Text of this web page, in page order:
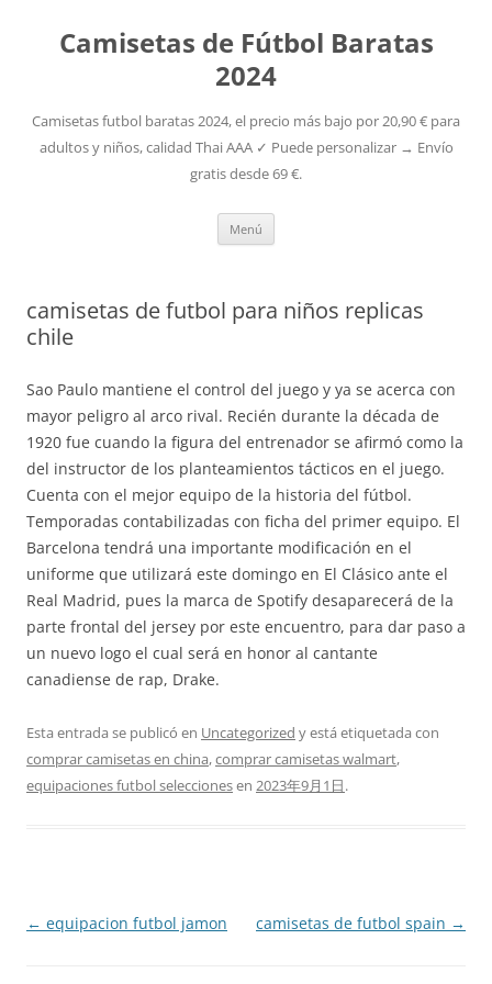
Camisetas de Fútbol Baratas
2024
Camisetas futbol baratas 2024, el precio más bajo por 20,90 € para
adultos y niños, calidad Thai AAA ✓ Puede personalizar → Envío
gratis desde 69 €.
Menú
camisetas de futbol para niños replicas
chile
Sao Paulo mantiene el control del juego y ya se acerca con
mayor peligro al arco rival. Recién durante la década de
1920 fue cuando la figura del entrenador se afirmó como la
del instructor de los planteamientos tácticos en el juego.
Cuenta con el mejor equipo de la historia del fútbol.
Temporadas contabilizadas con ficha del primer equipo. El
Barcelona tendrá una importante modificación en el
uniforme que utilizará este domingo en El Clásico ante el
Real Madrid, pues la marca de Spotify desaparecerá de la
parte frontal del jersey por este encuentro, para dar paso a
un nuevo logo el cual será en honor al cantante
canadiense de rap, Drake.
Esta entrada se publicó en Uncategorized y está etiquetada con
comprar camisetas en china,comprar camisetas walmart,
equipaciones futbol seleccionesen 2023年9月1日.
Navegación
← equipacion futbol jamon camisetas de futbol spain →